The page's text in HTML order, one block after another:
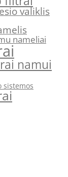
valiklis
nameliai
namui
sistemos